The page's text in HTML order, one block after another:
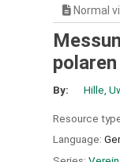
Normal
By: Hille,
Resource
Language: